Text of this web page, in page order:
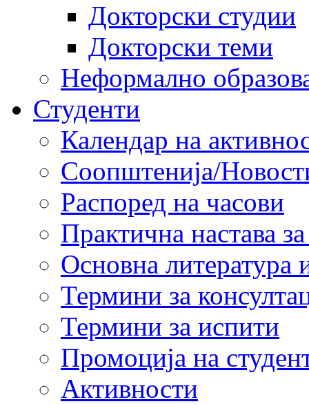
Докторски студии
Докторски теми
Неформално
Студенти
Календар на
Соопштенија/
Распоред на часови
Практична настава
Основна литература
Термини за
Термини за испити
Промоција на
Активности